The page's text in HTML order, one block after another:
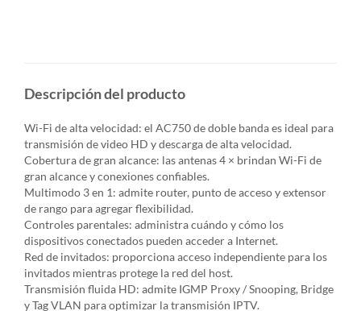
Descripción del producto
Wi-Fi de alta velocidad: el AC750 de doble banda es ideal para
transmisión de video HD y descarga de alta velocidad.
Cobertura de gran alcance: las antenas 4 × brindan Wi-Fi de
gran alcance y conexiones confiables.
Multimodo 3 en 1: admite router, punto de acceso y extensor
de rango para agregar flexibilidad.
Controles parentales: administra cuándo y cómo los
dispositivos conectados pueden acceder a Internet.
Red de invitados: proporciona acceso independiente para los
invitados mientras protege la red del host.
Transmisión fluida HD: admite IGMP Proxy / Snooping, Bridge
y Tag VLAN para optimizar la transmisión IPTV.